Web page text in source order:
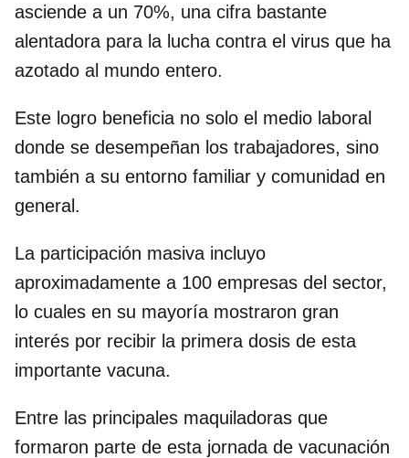
asciende a un 70%, una cifra bastante
alentadora para la lucha contra el virus que ha
azotado al mundo entero.
Este logro beneficia no solo el medio laboral
donde se desempeñan los trabajadores, sino
también a su entorno familiar y comunidad en
general.
La participación masiva incluyo
aproximadamente a 100 empresas del sector,
lo cuales en su mayoría mostraron gran
interés por recibir la primera dosis de esta
importante vacuna.
Entre las principales maquiladoras que
formaron parte de esta jornada de vacunación